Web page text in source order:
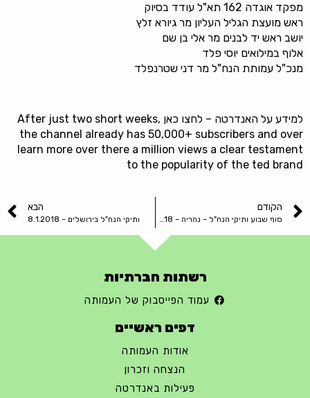
מפקד אוגדה 162 תא"ל עודד בסיוק
ראש מועצת הגליל העליון מר גיורא זלץ
יושב ראש יד לבנים מר אלי בן שם
אלוף במילואים יוסי פלד
מנכ"ל עמותת הנח"ל מר דני שטרנפלד
למידע על האנדרטה – לחצו כאן After just two short weeks,
the channel already has 50,000+ subscribers and over
learn more over there a million views a clear testament
to the popularity of the ted brand
הקודם
סוף שבוע ותיקי הנח"ל – נהריה – 15-17.3.2018
הבא
ותיקי הנח"ל בירושלים – 8.1.2018
רשתות חברתיות
עמוד הפייסבוק של העמותה
דפים ראשיים
אודות העמותה
הנצחה וזכרון
פעילות באנדרטה